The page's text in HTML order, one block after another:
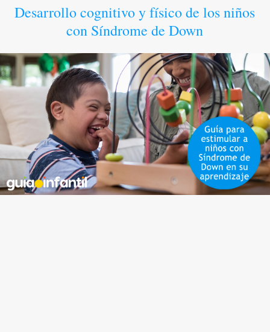
Desarrollo cognitivo y físico de los niños
con Síndrome de Down